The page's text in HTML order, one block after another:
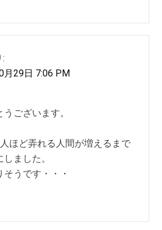
:
月29日 7:06 PM
ございます。
ほど弄れる人間が増えるまで
ました。
うです・・・